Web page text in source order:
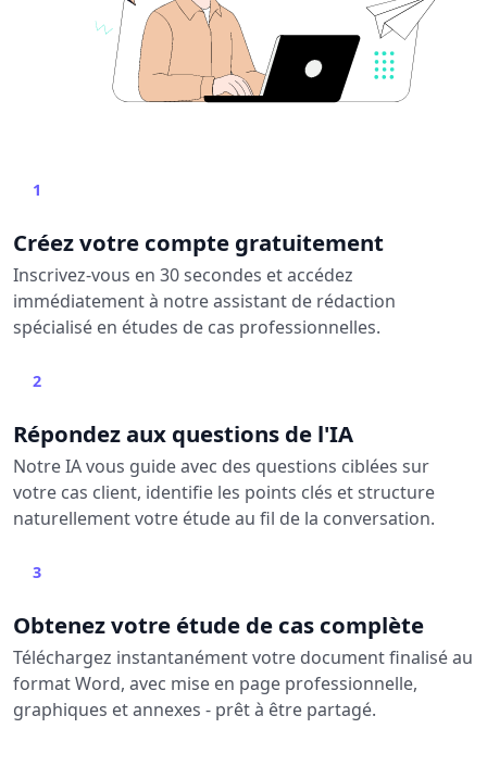
1
Créez votre compte gratuitement
Inscrivez-vous en 30 secondes et accédez
immédiatement à notre assistant de rédaction
spécialisé en études de cas professionnelles.
2
Répondez aux questions de l'IA
Notre IA vous guide avec des questions ciblées sur
votre cas client, identifie les points clés et structure
naturellement votre étude au fil de la conversation.
3
Obtenez votre étude de cas complète
Téléchargez instantanément votre document finalisé au
format Word, avec mise en page professionnelle,
graphiques et annexes - prêt à être partagé.